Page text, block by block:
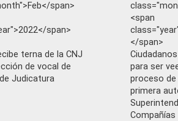
span>
span>
terna de la CNJ
de vocal de
Judicatura
<span
</span>
para ser
proceso de
primera
Compañías